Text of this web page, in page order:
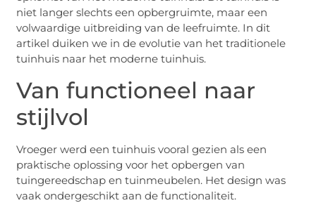
niet langer slechts een opbergruimte, maar een
volwaardige uitbreiding van de leefruimte. In dit
artikel duiken we in de evolutie van het traditionele
tuinhuis naar het moderne tuinhuis.
Van functioneel naar
stijlvol
Vroeger werd een tuinhuis vooral gezien als een
praktische oplossing voor het opbergen van
tuingereedschap en tuinmeubelen. Het design was
vaak ondergeschikt aan de functionaliteit.